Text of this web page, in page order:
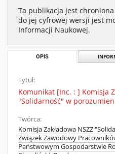
Ta publikacja jest
do jej cyfrowej wersji jest
Informacji Naukowej.
OPIS
Tytuł:
Komunikat [Inc. : ] Komisja
"Solidarność" w
Twórca:
Komisja Zakładowa NSZZ
Związek Zawodowy
Państwowym Gospodarstwie